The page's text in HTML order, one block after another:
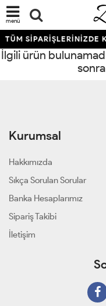
menü
TÜM SİPARİŞLERİNİZDE
İlgili ürün
Kurumsal
Hakkımızda
Sıkça Sorulan Sorular
Banka Hesaplarımız
Sipariş Takibi
İletişim